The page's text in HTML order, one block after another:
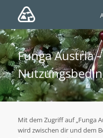
Funga Austria -
Mit dem Zugriff auf „Funga
wird zwischen dir und dem